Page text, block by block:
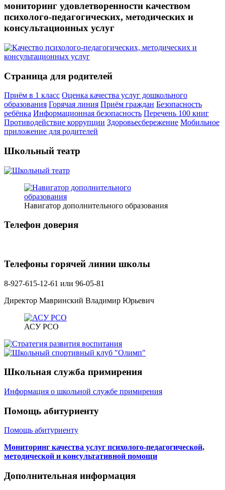
мониторинг удовлетворенности качеством
психолого-педагогических, методических и
консультационных услуг
Страница для родителей
Приём в 1 класс Оценка качества услуг дошкольного
образования Горячая линия Приём граждан Безопасность
ребёнка Информационная безопасность Перечень 100 книг
Противодействие коррупции Здоровьесбережение Мобильное
приложение для родителей
Школьный театр
Навигатор дополнительного образования
Телефон доверия
Телефоны горячей линии школы
8-927-615-12-61 или 96-05-81
Директор Мавринский Владимир Юрьевич
АСУ РСО
Школьная служба примирения
Информация о школьной службе примирения
Помощь абитуриенту
Помощь абитуриенту
Мониторинг качества услуг психолого-педагогической,
методической и консультативной помощи
Дополнительная информация